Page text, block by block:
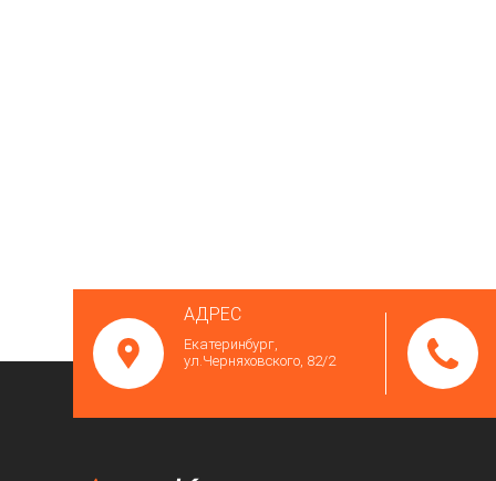
АДРЕС
Екатеринбург,
ул.Черняховского, 82/2